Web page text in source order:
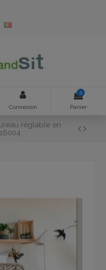
Connexion
0
Panier
réglable en